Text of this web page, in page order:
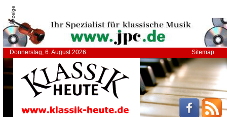
Anzeige
Donnerstag, 6. August 2026 Sitemap